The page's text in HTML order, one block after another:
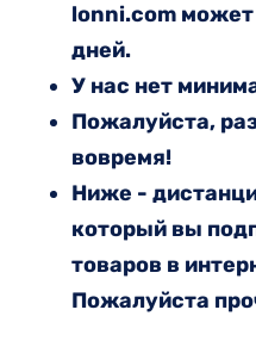
lonni.com может
дней.
У нас нет
Пожалуйста,
вовремя!
Ниже -
который вы
товаров в
Пожалуйста